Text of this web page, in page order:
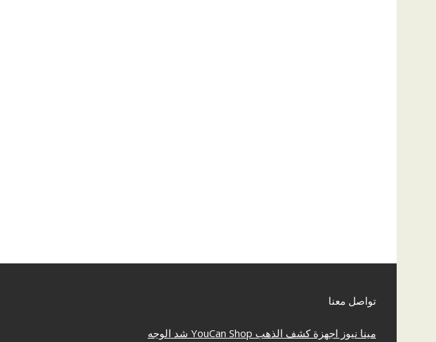
تواصل معنا
مينا نيوز اجهزة كشف الذهب YouCan Shop شد الوجه